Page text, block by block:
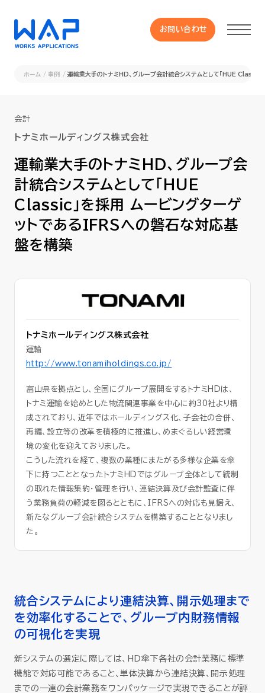
お問い合わせ
HUE 機能一覧
サービス
OXYGラインナップ
事例
採用
資料ダウンロード
EN
ホーム 事例 運輸業大手のトナミHD、グループ会計統合システムとして「HUE
会計
トナミホールディングス株式会社
運輸業大手のトナミHD、グループ会
計統合システムとして「HUE
Classic」を採用 ムービングターゲ
ットであるIFRSへの磐石な対応基
盤を構築
トナミホールディングス株式会社
運輸
http://www.tonamiholdings.co.jp/
富山県を拠点とし、全国にグループ展開をするトナミHDは、
トナミ運輸を始めとした物流関連事業を中心に約30社より構
成されており、近年ではホールディングス化、子会社の合併、
再編、設立等の改革を積極的に推進し、めまぐるしい経営環
境の変化を迎えておりました。
こうした流れを経て、複数の業種にまたがる多様な企業を傘
下に持つこととなったトナミHDではグループ全体として統制
の取れた情報集約・管理を行い、連結決算及び会計監査に伴
う業務負荷の軽減を図るとともに、IFRSへの対応も見据え、
新たなグループ会計統合システムを構築することとなりまし
た。
統合システムにより連結決算、開示処理まで
を効率化することで、グループ内財務情報
の可視化を実現
新システムの選定に際しては、HD傘下各社の会計業務に標準
機能で対応可能であること、単体決算から連結決算、開示処理
までの一連の会計業務をワンパッケージで実現できることが評
お問い合わせ